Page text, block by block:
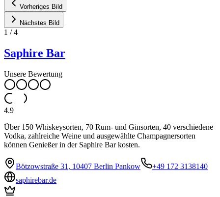
Vorheriges Bild
Nächstes Bild
1 /4
Saphire Bar
Unsere Bewertung
4.9
Über 150 Whiskeysorten, 70 Rum- und Ginsorten, 40 verschiedene
Vodka, zahlreiche Weine und ausgewählte Champagnersorten
können Genießer in der Saphire Bar kosten.
Bötzowstraße 31, 10407 Berlin Pankow
+49 172 3138140
saphirebar.de